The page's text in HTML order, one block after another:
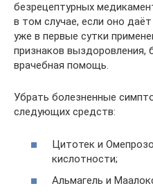
безрецептурных
в том случае, если оно
уже в первые сутки
признаков выздоровления,
врачебная помощь.
Убрать болезненные
следующих средств:
Цитотек и
кислотности;
Альмагель и